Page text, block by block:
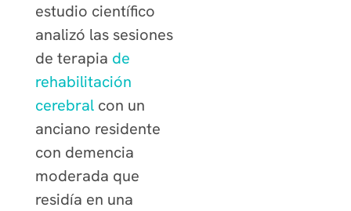
estudio científico
analizó las sesiones
de terapia de
rehabilitación
cerebralcon un
anciano residente
con demencia
moderada que
residía en una